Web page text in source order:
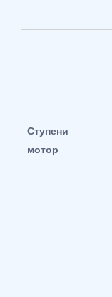
Ступени
мотор